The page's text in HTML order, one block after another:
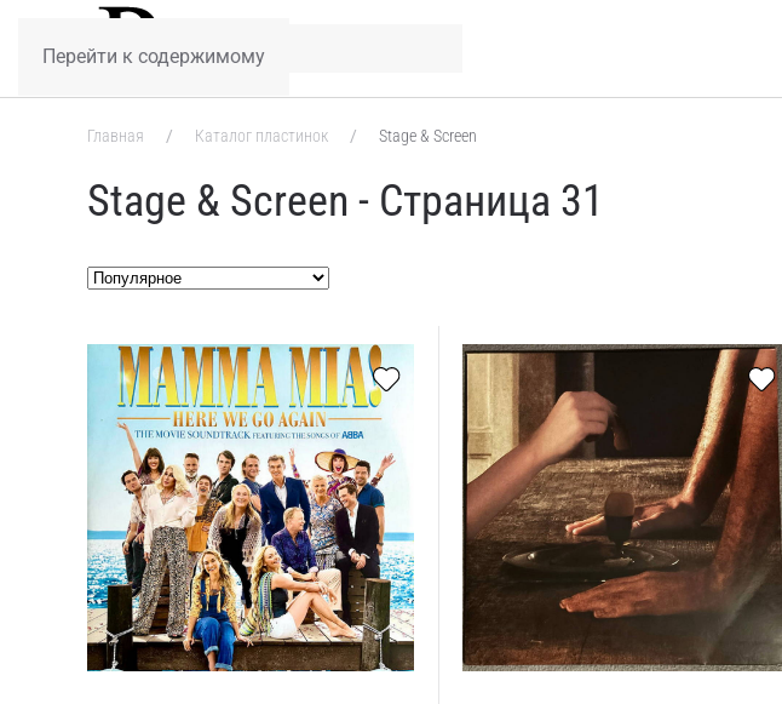
Перейти к содержимому
Главная Каталог пластинок Stage & Screen
Stage & Screen - Страница 31